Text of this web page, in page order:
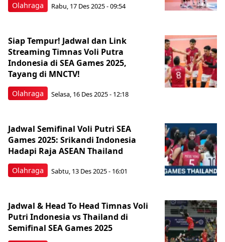
Olahraga Rabu, 17 Des 2025 - 09:54
Olahraga
Siap Tempur! Jadwal dan Link
Streaming Timnas Voli Putra
Indonesia di SEA Games 2025,
Tayang di MNCTV!
Selasa, 16 Des 2025 - 12:18
Olahraga
Jadwal Semifinal Voli Putri SEA
Games 2025: Srikandi Indonesia
Hadapi Raja ASEAN Thailand
Sabtu, 13 Des 2025 - 16:01
Jadwal & Head To Head Timnas Voli
Putri Indonesia vs Thailand di
Semifinal SEA Games 2025